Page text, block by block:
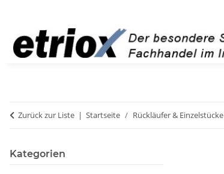
Zurück zur Liste Startseite Rückläufer & Einzelstücke
Kategorien